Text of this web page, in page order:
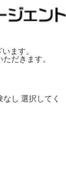
ます。
だきます。
なし 選択してく